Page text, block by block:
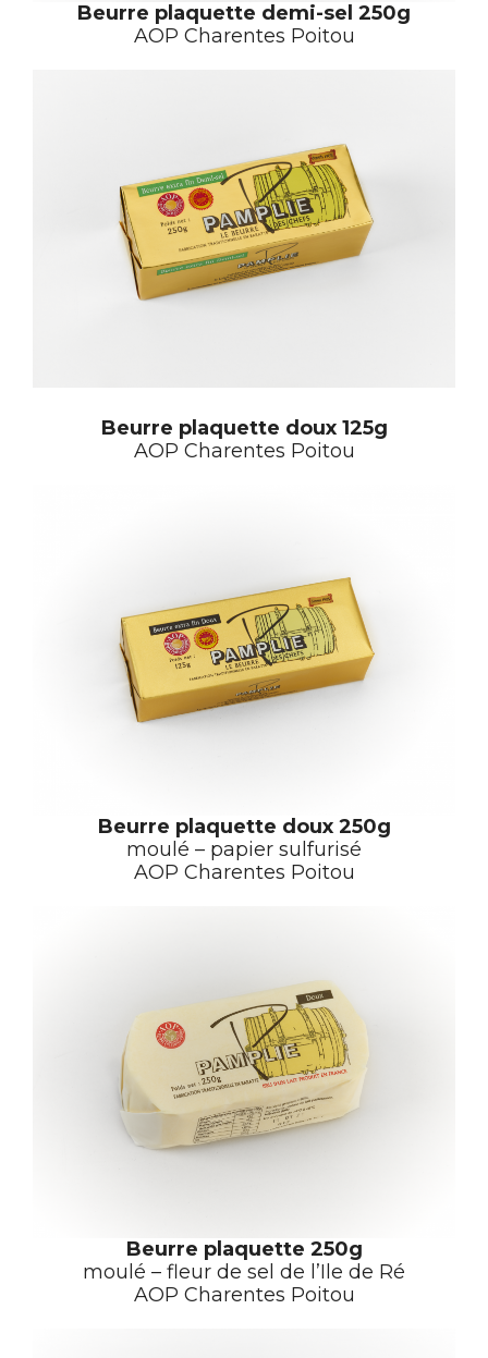
Beurre plaquette demi-sel 250g
AOP Charentes Poitou
Beurre plaquette doux 125g
AOP Charentes Poitou
Beurre plaquette doux 250g
moulé – papier sulfurisé
AOP Charentes Poitou
Beurre plaquette 250g
moulé – fleur de sel de l’Ile de Ré
AOP Charentes Poitou